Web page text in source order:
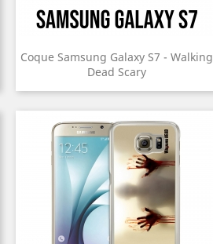
Coque Samsung Galaxy S7 - Walking
Dead Scary